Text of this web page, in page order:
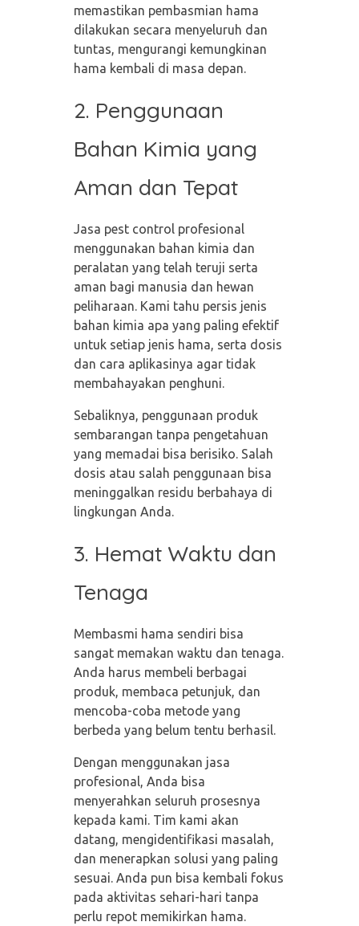
memastikan pembasmian hama
dilakukan secara menyeluruh dan
tuntas, mengurangi kemungkinan
hama kembali di masa depan.
2. Penggunaan
Bahan Kimia yang
Aman dan Tepat
Jasa pest control profesional
menggunakan bahan kimia dan
peralatan yang telah teruji serta
aman bagi manusia dan hewan
peliharaan. Kami tahu persis jenis
bahan kimia apa yang paling efektif
untuk setiap jenis hama, serta dosis
dan cara aplikasinya agar tidak
membahayakan penghuni.
Sebaliknya, penggunaan produk
sembarangan tanpa pengetahuan
yang memadai bisa berisiko. Salah
dosis atau salah penggunaan bisa
meninggalkan residu berbahaya di
lingkungan Anda.
3. Hemat Waktu dan
Tenaga
Membasmi hama sendiri bisa
sangat memakan waktu dan tenaga.
Anda harus membeli berbagai
produk, membaca petunjuk, dan
mencoba-coba metode yang
berbeda yang belum tentu berhasil.
Dengan menggunakan jasa
profesional, Anda bisa
menyerahkan seluruh prosesnya
kepada kami. Tim kami akan
datang, mengidentifikasi masalah,
dan menerapkan solusi yang paling
sesuai. Anda pun bisa kembali fokus
pada aktivitas sehari-hari tanpa
perlu repot memikirkan hama.